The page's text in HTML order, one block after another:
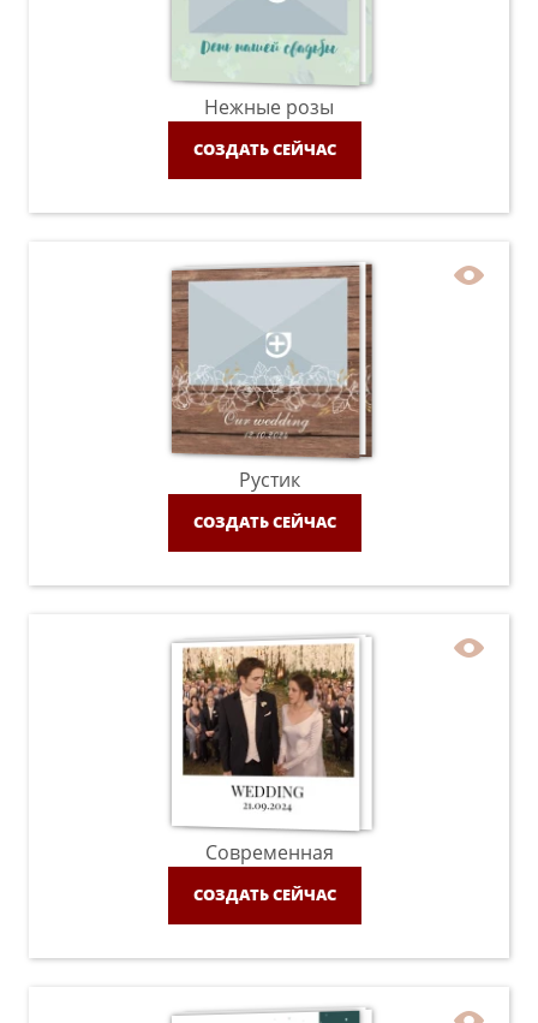
Нежные розы
СОЗДАТЬ СЕЙЧАС
Рустик
СОЗДАТЬ СЕЙЧАС
Современная
СОЗДАТЬ СЕЙЧАС